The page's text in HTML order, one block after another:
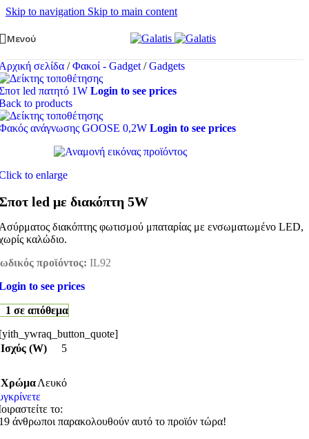
Skip to navigation Skip to main content
Μενού
σελίδα / Φακοί - Gadget / Gadgets
led πατητό 1W Login to see prices
to products
ανάγνωσης GOOSE 0,2W Login to see prices
to enlarge
led με διακόπτη 5W
διακόπτης φωτισμού μπαταρίας με ενσωματωμένο LED,
καλώδιο.
προϊόντος: IL92
to see prices
1 σε απόθεμα
Ισχύς (W)
5
ΧρώμαΛευκό
το:
άνθρωποι παρακολουθούν αυτό το προϊόν τώρα!